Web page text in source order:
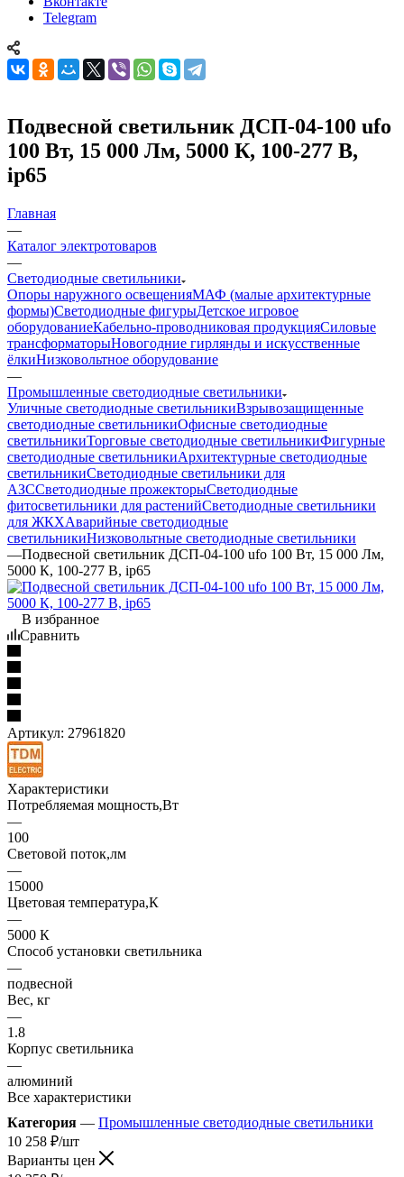
Telegram
Подвесной светильник ДСП-04-100 ufo
100 Вт, 15 000 Лм, 5000 К, 100-277 В,
ip65
Главная
—
Каталог электротоваров
—
Светодиодные светильники
Опоры наружного освещенияМАФ (малые архитектурные
формы)Светодиодные фигурыДетское игровое
оборудованиеКабельно-проводниковая продукцияСиловые
трансформаторыНовогодние гирлянды и искусственные
ёлкиНизковольтное оборудование
—
Промышленные светодиодные светильники
Уличные светодиодные светильникиВзрывозащищенные
светодиодные светильникиОфисные светодиодные
светильникиТорговые светодиодные светильникиФигурные
светодиодные светильникиАрхитектурные светодиодные
светильникиСветодиодные светильники для
АЗССветодиодные прожекторыСветодиодные
фитосветильники для растенийСветодиодные светильники
для ЖКХАварийные светодиодные
светильникиНизковольтные светодиодные светильники
—Подвесной светильник ДСП-04-100 ufo 100 Вт, 15 000 Лм,
5000 К, 100-277 В, ip65
В избранное
Сравнить
Артикул: 27961820
Характеристики
Потребляемая мощность,Вт
—
100
Световой поток,лм
—
15000
Цветовая температура,К
—
5000 К
Способ установки светильника
—
подвесной
Вес, кг
—
1.8
Корпус светильника
—
алюминий
Все характеристики
Категория — Промышленные светодиодные светильники
10 258 ₽/шт
Варианты цен